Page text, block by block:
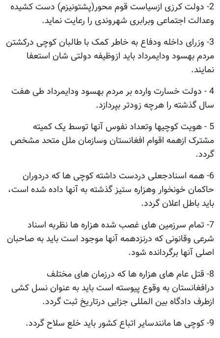
2- دولت کرزی ازسیاست قوم محور(پشتونیزم) دست کشیده
وعدالت اجتماعی وبرابری شهروندی را رعایت نماید.
3- وزرای داخله ودفاع به خاطر کمک با طالبان کوچی درکشتن
مردم بهسود ودایمرداد باید ازوظیفه دولتی شان استعفا
نمایند.
4 - دولت خسارت وارده بر مردم بهسود ودایمرداد طی هفت
سال گذشته را هرچه زودتر بپردازد.
5 - هویت کوچیها وتعداد نفوس آنها توسط یک کمیته
مشترک ازهمه اقوام افغانستان وسازمان ملل متحد مشخص
گردد.
6- همه اسنادجعلی دردست داشته کوچی ها که دردوران
حاکمان خونخوار وهزاره ستیز گذشته به آنها داده شده است،
باید باطل اعلان گردد.
7- تمام سرزمین های غصب شده هزاره ها نظربه اسناد
شرعی وقانونی که درنزدهمه آنها موجود است باید به صاحبان
اصلی آنها برگردانده شود.
8- قتل عام های هزاره ها که درزمان های مختلف
درافغانستان به وقوع پیوسته است باید به عنوان نسل کشی
ازطرف دادگاه بین المللی جزایی درتاریخ ثبت گردد.
9- کوچی ها مانندسایر اتباع کشور باید خلع سلاح گردد.